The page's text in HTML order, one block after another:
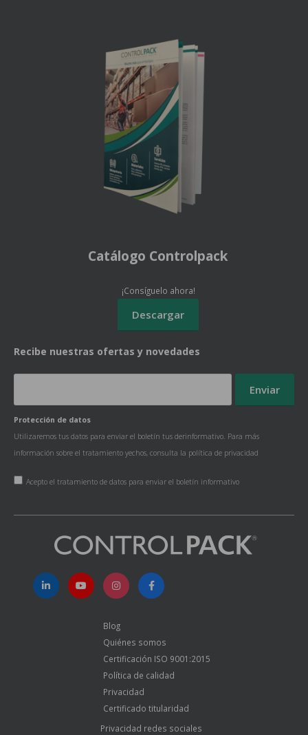
Recibe nuestras ofertas y novedades
Protección de datos
Utilizaremos tus datos para enviar el boletín tus derinformativo. Para más
información sobre el tratamiento yechos, consulta la política de privacidad
Acepto el tratamiento de datos para enviar el boletín informativo
Catálogo Controlpack
¡Consíguelo ahora!
Blog
Quiénes somos
Certificación ISO 9001:2015
Política de calidad
Privacidad
Certificado titularidad
Privacidad redes sociales